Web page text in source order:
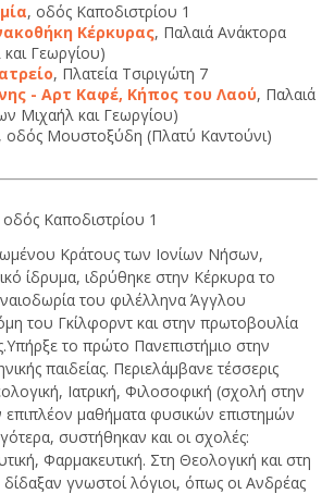
, οδός Καποδιστρίου 1
Κέρκυρας, Παλαιά Ανάκτορα
Γεωργίου)
, Πλατεία Τσιριγώτη 7
- Αρτ Καφέ, Κήπος του Λαού, Παλαιά
Μιχαήλ και Γεωργίου)
, οδός Μουστοξύδη (Πλατύ Καντούνι)
οδός Καποδιστρίου 1
Κράτους των Ιονίων Νήσων,
ίδρυμα, ιδρύθηκε στην Κέρκυρα το
του φιλέλληνα Άγγλου
του Γκίλφορντ και στην πρωτοβουλία
το πρώτο Πανεπιστήμιο στην
παιδείας. Περιελάμβανε τέσσερις
Ιατρική, Φιλοσοφική (σχολή στην
επιπλέον μαθήματα φυσικών επιστημών
συστήθηκαν και οι σχολές:
Φαρμακευτική. Στη Θεολογική και στη
γνωστοί λόγιοι, όπως οι Ανδρέας